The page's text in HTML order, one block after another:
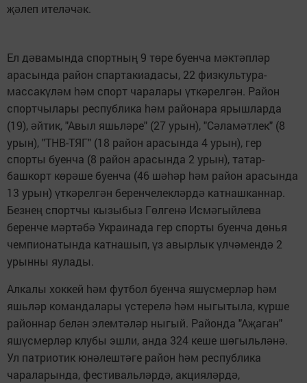
җәлеп ителәчәк.
Ел дәвамында спортның 9 төре буенча мәктәпләр
арасында район спартакиадасы, 22 физкультура-
массакүләм һәм спорт чаралары үткәрелгән. Район
спортчылары республика һәм районара ярышларда
(19), әйтик, "Авыл яшьләре" (27 урын), "Сәламәтлек" (8
урын), "ТНВ-ТЯГ" (18 район арасында 4 урын), гер
спорты буенча (8 район арасында 2 урын), татар-
башкорт көрәше буенча (46 шәһәр һәм район арасында
13 урын) үткәрелгән беренчелекләрдә катнашканнар.
Безнең спортчы кызыбыз Гөлгенә Исмәгыйлева
беренче мәртәбә Украинада гер спорты буенча дөнья
чемпионатында катнашып, үз авырлык үлчәмендә 2
урынны яулады.
Алкалы хоккей һәм футбол буенча яшүсмерләр һәм
яшьләр командалары үстерелә һәм ныгытыла, күрше
районнар белән элемтәләр ныгый. Районда "Аҗаган"
яшүсмерләр клубы эшли, анда 324 кеше шөгыльләнә.
Ул патриотик юнәлештәге район һәм республика
чараларында, фестивальләрдә, акцияләрдә,